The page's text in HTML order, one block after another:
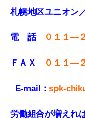
札幌地区ユニオン
電 話 ０１１—
ＦＡＸ ０１１—
E-mail：spk-
労働組合が増えれ